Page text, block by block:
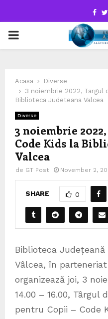
PRIMARY
Acasa
Diverse
3 noiembrie 2022, Targul
Biblioteca Judeteana Valcea
Diverse
3 noiembrie
Code Kids la
Valcea
de GT Post November 2,
SHARE 0
Biblioteca Județeană
Vâlcea, în
organizează joi, 3
14.00 – 16.00, Târgul
pentru Copii – Code